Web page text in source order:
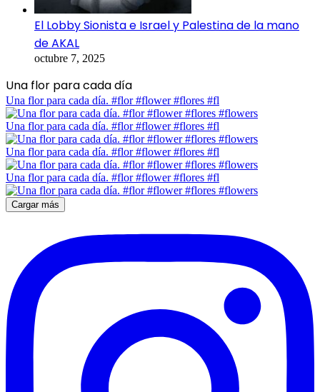
El Lobby Sionista e Israel y Palestina de la mano
de AKAL
octubre 7, 2025
Una flor para cada día
Una flor para cada día. #flor #flower #flores #fl
Una flor para cada día. #flor #flower #flores #fl
Una flor para cada día. #flor #flower #flores #fl
Una flor para cada día. #flor #flower #flores #fl
Cargar más